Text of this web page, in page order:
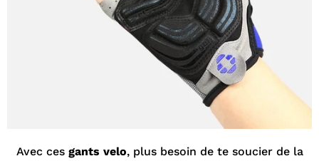
Avec ces gants velo, plus besoin de te soucier de la